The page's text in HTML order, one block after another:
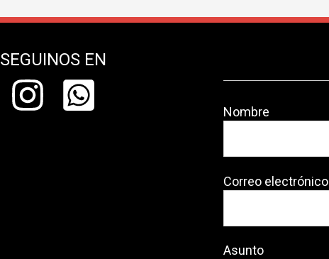
SEGUINOS EN
Nombre
Correo electrónico
Asunto